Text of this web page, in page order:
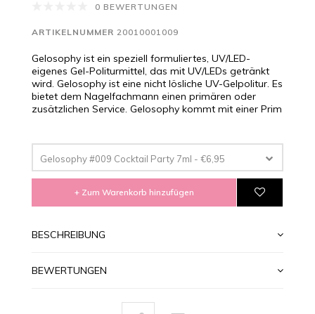
0 BEWERTUNGEN
ARTIKELNUMMER 20010001009
Gelosophy ist ein speziell formuliertes, UV/LED-
eigenes Gel-Politurmittel, das mit UV/LEDs getränkt
wird. Gelosophy ist eine nicht lösliche UV-Gelpolitur. Es
bietet dem Nagelfachmann einen primären oder
zusätzlichen Service. Gelosophy kommt mit einer Prim
Gelosophy #009 Cocktail Party 7ml - €6,95
+ Zum Warenkorb hinzufügen
BESCHREIBUNG
BEWERTUNGEN